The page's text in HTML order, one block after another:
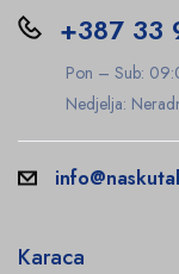
+387 33
Pon – Sub:
Nedjelja:
Karaca